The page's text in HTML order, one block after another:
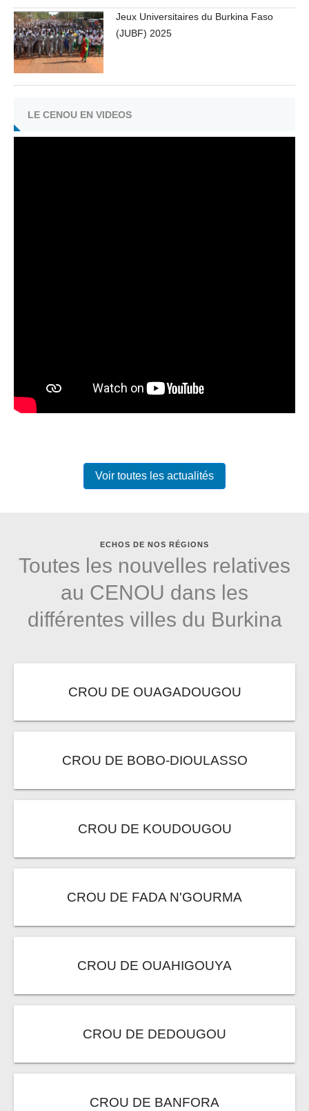
Jeux Universitaires du Burkina Faso
(JUBF) 2025
LE CENOU EN VIDEOS
Voir toutes les actualités
ECHOS DE NOS RÉGIONS
Toutes les nouvelles relatives
au CENOU dans les
différentes villes du Burkina
CROU DE OUAGADOUGOU
CROU DE BOBO-DIOULASSO
CROU DE KOUDOUGOU
CROU DE FADA N'GOURMA
CROU DE OUAHIGOUYA
CROU DE DEDOUGOU
CROU DE BANFORA